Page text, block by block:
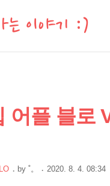
는 이야기 :)
어플 블로
by ˚。 2020. 8. 4. 08:34